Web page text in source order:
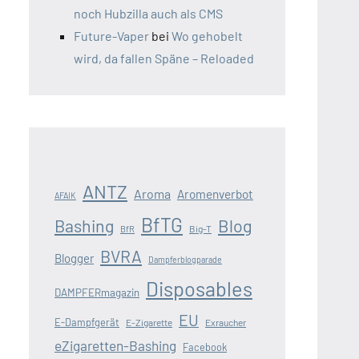
noch Hubzilla auch als CMS
Future-Vaper bei Wo gehobelt
wird, da fallen Späne – Reloaded
AFAIK ANTZ Aroma Aromenverbot
Bashing BfR BfTG Big-T Blog
Blogger BVRA Dampferblogparade
DAMPFERmagazin Disposables
E-Dampfgerät E-Zigarette EU Exraucher
eZigaretten-Bashing Facebook